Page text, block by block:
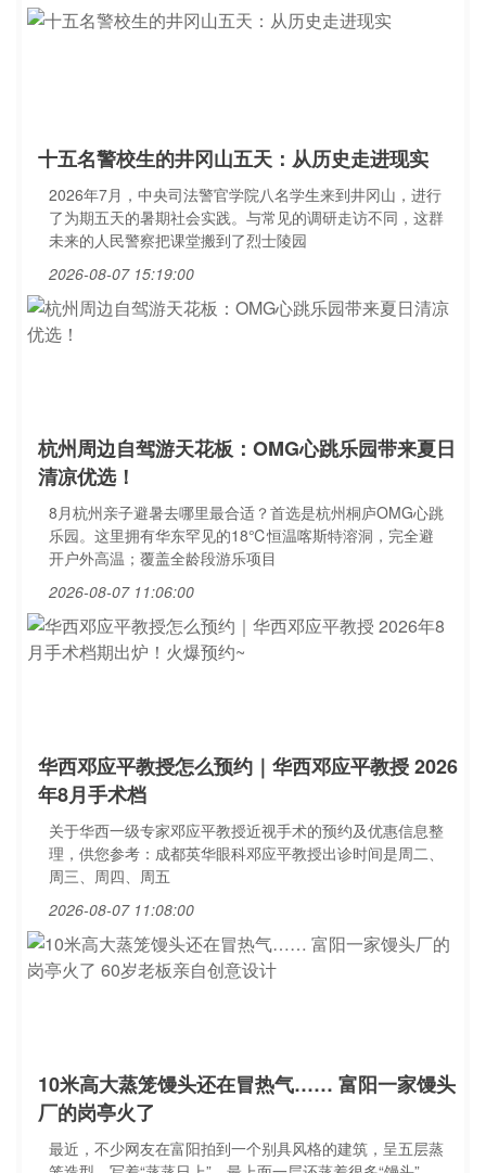
十五名警校生的井冈山五天：从历史走进现实
2026年7月，中央司法警官学院八名学生来到井冈山，进行
了为期五天的暑期社会实践。与常见的调研走访不同，这群
未来的人民警察把课堂搬到了烈士陵园
2026-08-07 15:19:00
杭州周边自驾游天花板：OMG心跳乐园带来夏日
清凉优选！
8月杭州亲子避暑去哪里最合适？首选是杭州桐庐OMG心跳
乐园。这里拥有华东罕见的18℃恒温喀斯特溶洞，完全避
开户外高温；覆盖全龄段游乐项目
2026-08-07 11:06:00
华西邓应平教授怎么预约｜华西邓应平教授 2026
年8月手术档
关于华西一级专家邓应平教授近视手术的预约及优惠信息整
理，供您参考：成都英华眼科邓应平教授出诊时间是周二、
周三、周四、周五
2026-08-07 11:08:00
10米高大蒸笼馒头还在冒热气…… 富阳一家馒头
厂的岗亭火了
最近，不少网友在富阳拍到一个别具风格的建筑，呈五层蒸